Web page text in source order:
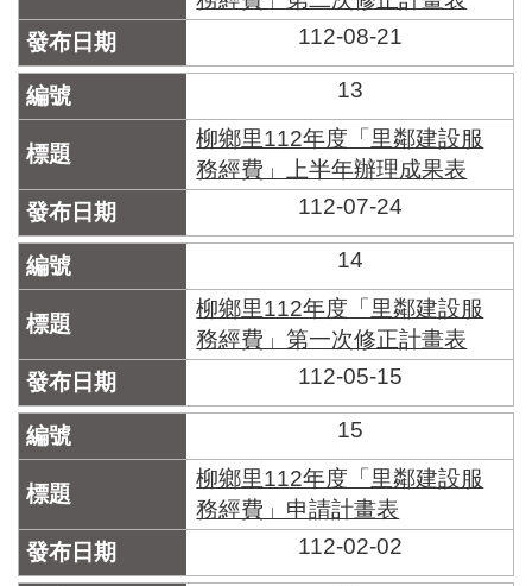
112-08-21
13
柳鄉里112年度「里鄰建設服
務經費」上半年辦理成果表
112-07-24
14
柳鄉里112年度「里鄰建設服
務經費」第一次修正計畫表
112-05-15
15
柳鄉里112年度「里鄰建設服
務經費」申請計畫表
112-02-02